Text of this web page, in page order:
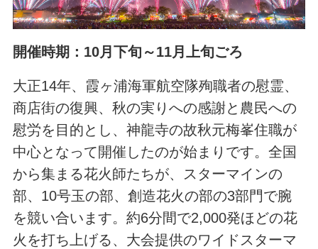
開催時期：10月下旬～11月上旬ごろ
大正14年、霞ヶ浦海軍航空隊殉職者の慰霊、
商店街の復興、秋の実りへの感謝と農民への
慰労を目的とし、神龍寺の故秋元梅峯住職が
中心となって開催したのが始まりです。全国
から集まる花火師たちが、スターマインの
部、10号玉の部、創造花火の部の3部門で腕
を競い合います。約6分間で2,000発ほどの花
火を打ち上げる、大会提供のワイドスターマ